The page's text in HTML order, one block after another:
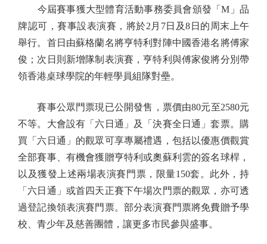
今屆賽事獲大型體育活動事務委員會頒發「M」品
牌認可，賽事設表演賽，將於2月7日及8日的周末上午
舉行。首日由蘇格蘭名將亨特利對陣中國香港名將傅家
俊；次日則新增隊制表演賽，亨特利與傅家俊將分別帶
領香港桌球學院的年輕學員組隊對壘。
賽事公眾門票現已公開發售，票價由80元至2580元
不等。大會設有「六日通」及「決賽全日通」套票。購
買「六日通」的觀眾可享專屬禮遇，包括以優惠價觀賞
全部賽事、有機會獲贈亨特利或奧蘇利雲的簽名球桿，
以及獲發上述兩場表演賽門票，限量150套。此外，持
「六日通」或首四天正賽下午場次門票的觀眾，亦可透
過登記換領表演賽門票。部分表演賽門票將免費贈予學
校、青少年及慈善團體，讓更多市民參與盛事。